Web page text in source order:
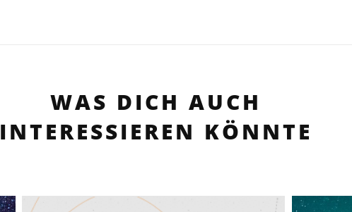
WAS DICH AUCH
INTERESSIEREN KÖNNTE